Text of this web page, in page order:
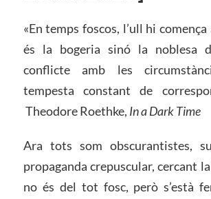
«En temps foscos, l’ull hi
és la bogeria sinó la noblesa
conflicte amb les
tempesta constant de
Theodore Roethke, In a Dark Time
Ara tots som obscurantistes,
propaganda crepuscular, cercant
no és del tot fosc, però s’està